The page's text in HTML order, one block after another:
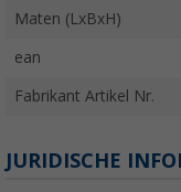
Maten (LxBxH)
ean
Fabrikant Artikel Nr.
JURIDISCHE